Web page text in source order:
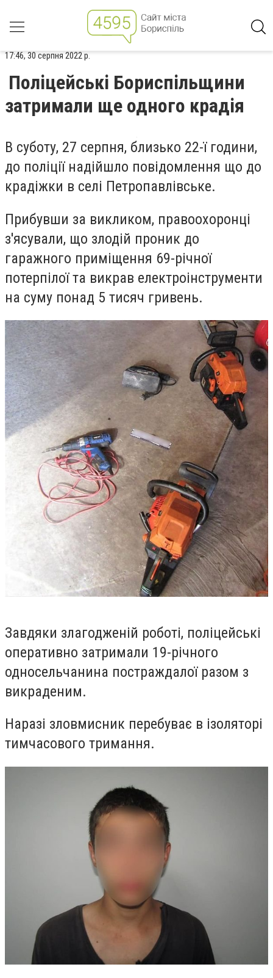
17:46, 30 серпня 2022 р.
Поліцейські Бориспільщини
затримали ще одного крадія
В суботу, 27 серпня, близько 22-ї години,
до поліції надійшло повідомлення що до
крадіжки в селі Петропавлівське.
Прибувши за викликом, правоохоронці
з'ясували, що злодій проник до
гаражного приміщення 69-річної
потерпілої та викрав електроінструменти
на суму понад 5 тисяч гривень.
Завдяки злагодженій роботі, поліцейські
оперативно затримали 19-річного
односельчанина постраждалої разом з
викраденим.
Наразі зловмисник перебуває в ізоляторі
тимчасового тримання.